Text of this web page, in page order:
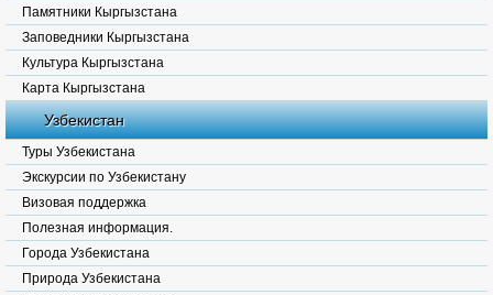
Памятники Кыргызстана
Заповедники Кыргызстана
Культура Кыргызстана
Карта Кыргызстана
Узбекистан
Туры Узбекистана
Экскурсии по Узбекистану
Визовая поддержка
Полезная информация.
Города Узбекистана
Природа Узбекистана